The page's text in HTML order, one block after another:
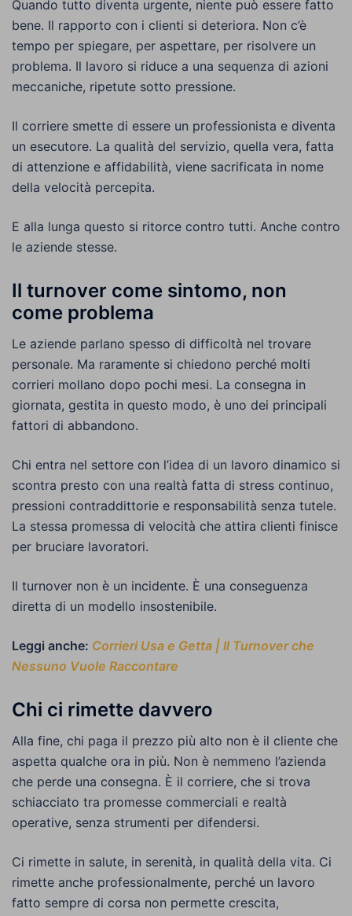
Quando tutto diventa urgente, niente può essere fatto
bene. Il rapporto con i clienti si deteriora. Non c’è
tempo per spiegare, per aspettare, per risolvere un
problema. Il lavoro si riduce a una sequenza di azioni
meccaniche, ripetute sotto pressione.
Il corriere smette di essere un professionista e diventa
un esecutore. La qualità del servizio, quella vera, fatta
di attenzione e affidabilità, viene sacrificata in nome
della velocità percepita.
E alla lunga questo si ritorce contro tutti. Anche contro
le aziende stesse.
Il turnover come sintomo, non
come problema
Le aziende parlano spesso di difficoltà nel trovare
personale. Ma raramente si chiedono perché molti
corrieri mollano dopo pochi mesi. La consegna in
giornata, gestita in questo modo, è uno dei principali
fattori di abbandono.
Chi entra nel settore con l’idea di un lavoro dinamico si
scontra presto con una realtà fatta di stress continuo,
pressioni contraddittorie e responsabilità senza tutele.
La stessa promessa di velocità che attira clienti finisce
per bruciare lavoratori.
Il turnover non è un incidente. È una conseguenza
diretta di un modello insostenibile.
Leggi anche: Corrieri Usa e Getta | Il Turnover che
Nessuno Vuole Raccontare
Chi ci rimette davvero
Alla fine, chi paga il prezzo più alto non è il cliente che
aspetta qualche ora in più. Non è nemmeno l’azienda
che perde una consegna. È il corriere, che si trova
schiacciato tra promesse commerciali e realtà
operative, senza strumenti per difendersi.
Ci rimette in salute, in serenità, in qualità della vita. Ci
rimette anche professionalmente, perché un lavoro
fatto sempre di corsa non permette crescita,